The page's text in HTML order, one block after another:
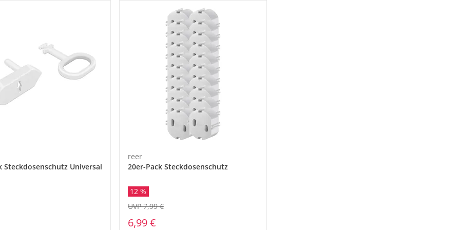
Steckdosenschutz Universal
reer
20er-Pack Steckdosenschutz
12 %
6,99 €
UVP 7,99 €